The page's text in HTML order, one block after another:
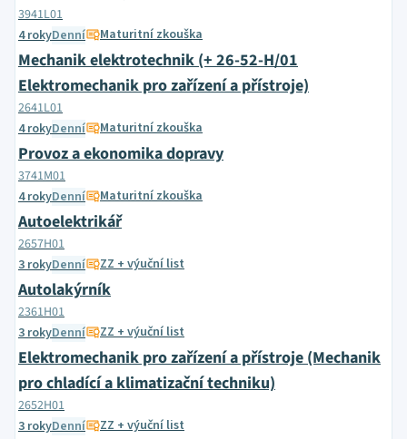
3941L01
4 rokyDenní Maturitní zkouška
Mechanik elektrotechnik (+ 26-52-H/01
Elektromechanik pro zařízení a přístroje)
2641L01
4 rokyDenní Maturitní zkouška
Provoz a ekonomika dopravy
3741M01
4 rokyDenní Maturitní zkouška
Autoelektrikář
2657H01
3 rokyDenní ZZ + výuční list
Autolakýrník
2361H01
3 rokyDenní ZZ + výuční list
Elektromechanik pro zařízení a přístroje (Mechanik
pro chladící a klimatizační techniku)
2652H01
3 rokyDenní ZZ + výuční list